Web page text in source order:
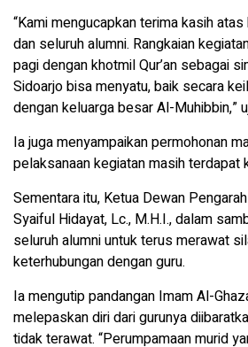
“Kami mengucapkan terima kasih
dan seluruh alumni. Rangkaian
pagi dengan khotmil Qur’an sebagai
Sidoarjo bisa menyatu, baik secara
dengan keluarga besar Al-Muhibbin,”
Ia juga menyampaikan permohonan
pelaksanaan kegiatan masih terdapat
Sementara itu, Ketua Dewan
Syaiful Hidayat, Lc., M.H.I., dalam
seluruh alumni untuk terus merawat
keterhubungan dengan guru.
Ia mengutip pandangan Imam Al-
melepaskan diri dari gurunya
tidak terawat. “Perumpamaan murid